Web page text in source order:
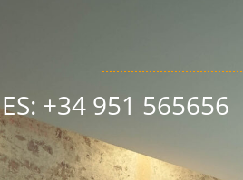
ES: +34 951